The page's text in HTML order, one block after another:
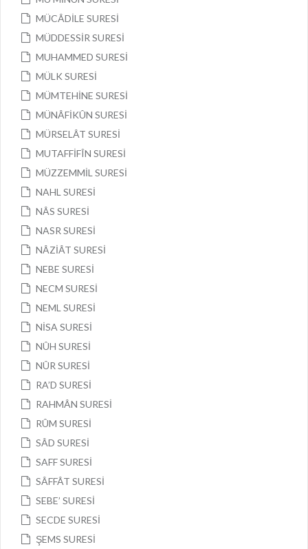
MÜCÂDİLE SURESİ
MÜDDESSİR SURESİ
MUHAMMED SURESİ
MÜLK SURESİ
MÜMTEHİNE SURESİ
MÜNÂFİKÛN SURESİ
MÜRSELÂT SURESİ
MUTAFFİFÎN SURESİ
MÜZZEMMİL SURESİ
NAHL SURESİ
NÂS SURESİ
NASR SURESİ
NÂZİÂT SURESİ
NEBE SURESİ
NECM SURESİ
NEML SURESİ
NİSA SURESİ
NÛH SURESİ
NÛR SURESİ
RA’D SURESİ
RAHMÂN SURESİ
RÛM SURESİ
SÂD SURESİ
SAFF SURESİ
SÂFFÂT SURESİ
SEBE’ SURESİ
SECDE SURESİ
ŞEMS SURESİ